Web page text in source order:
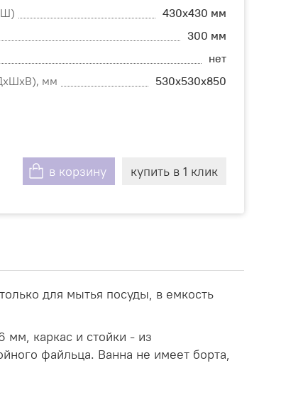
430х430 мм
300 мм
нет
мм
530х530х850
в корзину купить в 1 клик
для мытья посуды, в емкость
каркас и стойки - из
файльца. Ванна не имеет борта,